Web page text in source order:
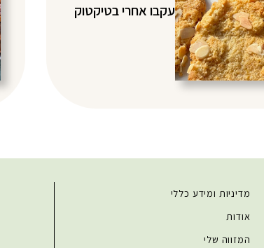
עקבו אחרי בטיקטוק
מדיניות ומידע כללי
אודות
המזווה שלי